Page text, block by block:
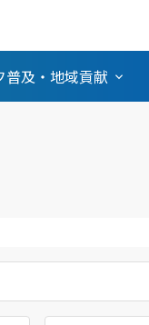
普及・地域貢献